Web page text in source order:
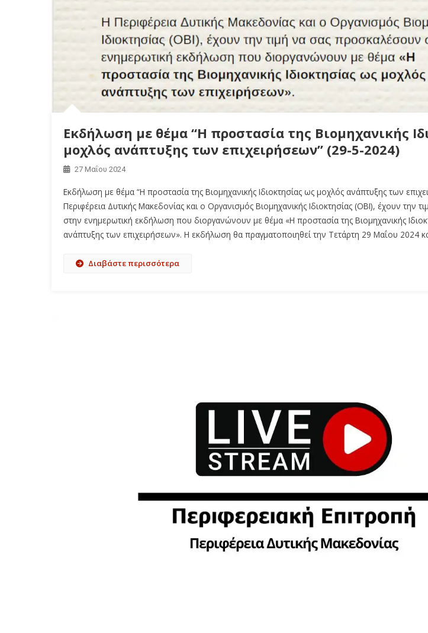
Εκδήλωση με θέμα “Η προστασία της Βιομηχανικής
μοχλός ανάπτυξης των επιχειρήσεων” (29-5-2024)
27 Μαΐου 2024
Εκδήλωση με θέμα “Η προστασία της Βιομηχανικής Ιδιοκτησίας ως μοχλός ανάπτυξης των
Περιφέρεια Δυτικής Μακεδονίας και ο Οργανισμός Βιομηχανικής Ιδιοκτησίας (ΟΒΙ), έχουν την
στην ενημερωτική εκδήλωση που διοργανώνουν με θέμα «Η προστασία της Βιομηχανικής
ανάπτυξης των επιχειρήσεων». Η εκδήλωση θα πραγματοποιηθεί την Τετάρτη 29 Μαΐου 2024
Διαβάστε περισσότερα